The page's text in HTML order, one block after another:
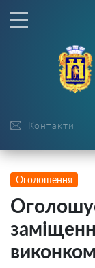
Контакти
Оголошення